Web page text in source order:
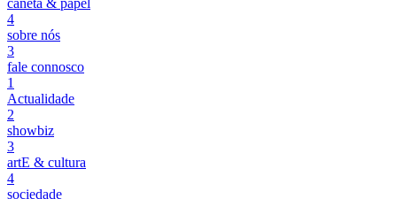
caneta & papel
4
sobre nós
3
fale connosco
1
Actualidade
2
showbiz
3
artE & cultura
4
sociedade